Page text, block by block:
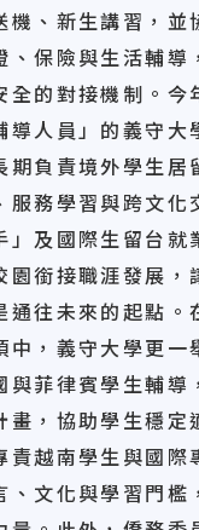
機、新生講習，並
、保險與生活輔導
全的對接機制。今
導人員」的義守
期負責境外學生居
服務學習與跨文化
」及國際生留台就
園銜接職涯發展，
通往未來的起點。
中，義守大學更一
與菲律賓學生輔導
畫，協助學生穩定
責越南學生與國際
、文化與學習門檻